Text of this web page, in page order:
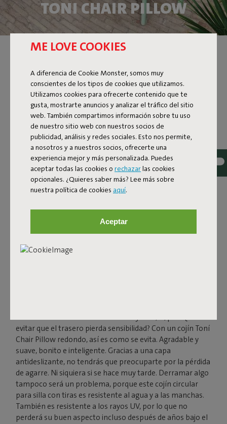
ME LOVE COOKIES
A diferencia de Cookie Monster, somos muy
conscientes de los tipos de cookies que utilizamos.
Utilizamos cookies para ofrecerte contenido que te
gusta, mostrarte anuncios y analizar el tráfico del sitio
web. También compartimos información sobre tu uso
de nuestro sitio web con nuestros socios de
publicidad, análisis y redes sociales. Esto nos permite,
a nosotros y a nuestros socios, ofrecerte una
experiencia mejor y más personalizada. Puedes
aceptar todas las cookies o rechazarlas cookies
opcionales. ¿Quieres saber más? Lee más sobre
nuestra política de cookies aquí.
Aceptar
TONI CHAIR PILLOW
SIÉNTATE TRANQUILO.
Una Toní Chair de aluminio está muy bien, sí, pero ¿cómo
evitar que el trasero pierda sensibilidad? Con un cojín Toní
Chair Pillow redondo, así es como se evita. Agradable y
suave, bonito e inteligente. Gracias a una capa
antideslizante, no tendrás que preocuparte por la pérdida
de agarre. Ni siquiera si se hace muy tarde. Derramar algo
tampoco será un problema, porque este cojín circular
para silla con tiras es resistente al agua y a las manchas.
También es resistente a los rayos UV, por lo que no
perderá su buen aspecto incluso después de años bajo el